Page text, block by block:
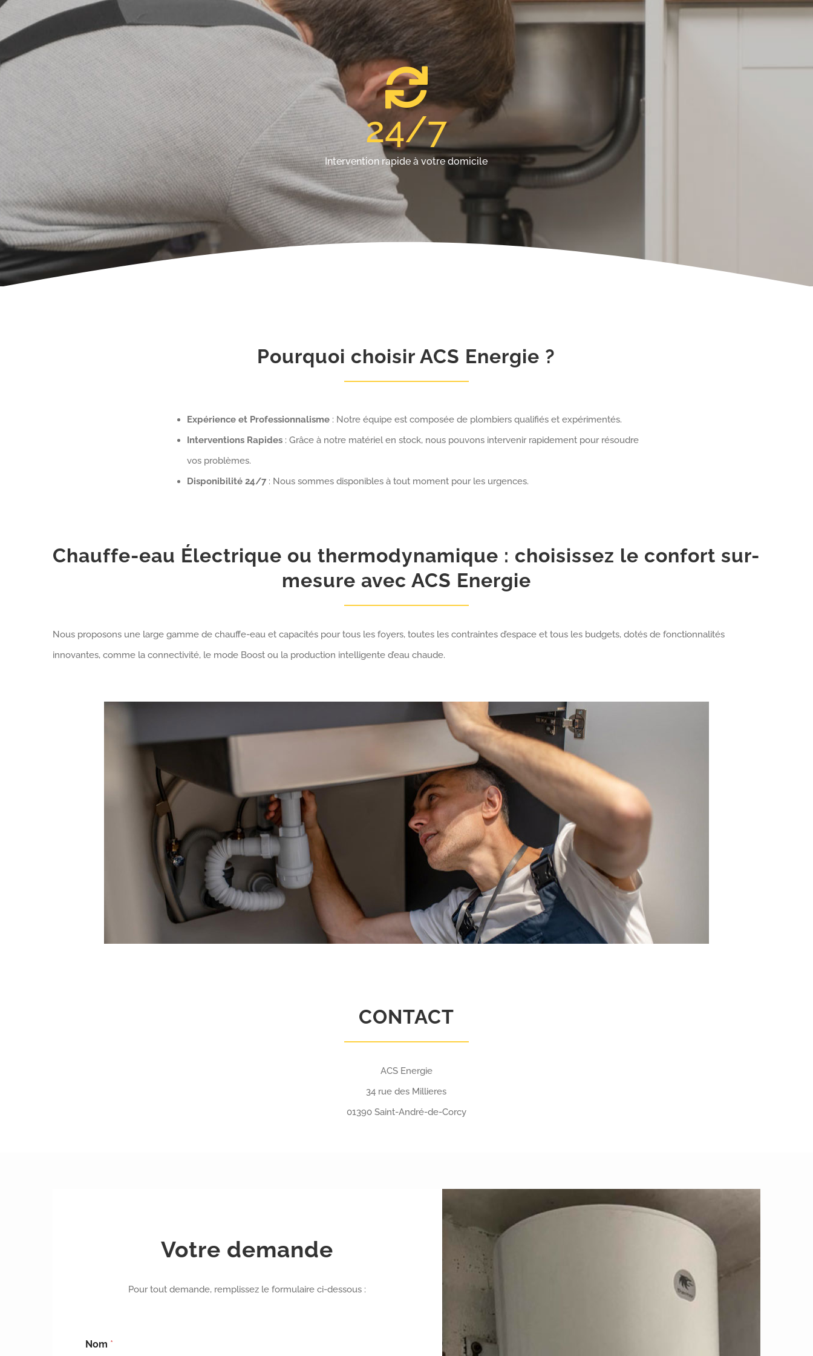
24/7
Intervention rapide à votre domicile
Pourquoi choisir ACS Energie ?
Expérience et Professionnalisme : Notre équipe est composée de plombiers qualifiés et expérimentés.
Interventions Rapides : Grâce à notre matériel en stock, nous pouvons intervenir rapidement pour résoudre
vos problèmes.
Disponibilité 24/7: Nous sommes disponibles à tout moment pour les urgences.
Chauffe-eau Électrique ou thermodynamique : choisissez le confort sur-
mesure avec ACS Energie
Nous proposons une large gamme de chauffe-eau et capacités pour tous les foyers, toutes les contraintes d’espace et tous les budgets, dotés de fonctionnalités
innovantes, comme la connectivité, le mode Boost ou la production intelligente d’eau chaude.
CONTACT
ACS Energie
34 rue des Millieres
01390 Saint-André-de-Corcy
Votre demande
Pour tout demande, remplissez le formulaire ci-dessous :
Nom *